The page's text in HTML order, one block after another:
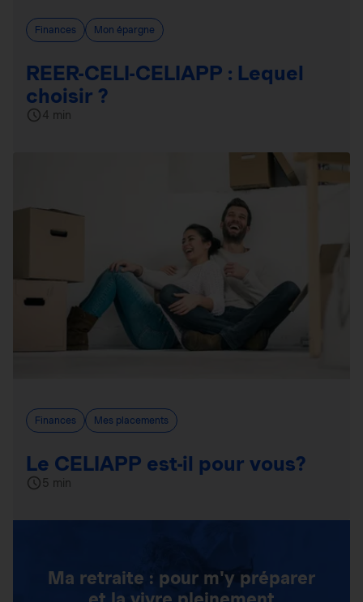
Finances Mon épargne
REER-CELI-CELIAPP : Lequel
choisir ?
4 min
Finances Mes placements
Le CELIAPP est-il pour vous?
5 min
Ma retraite : pour m'y préparer